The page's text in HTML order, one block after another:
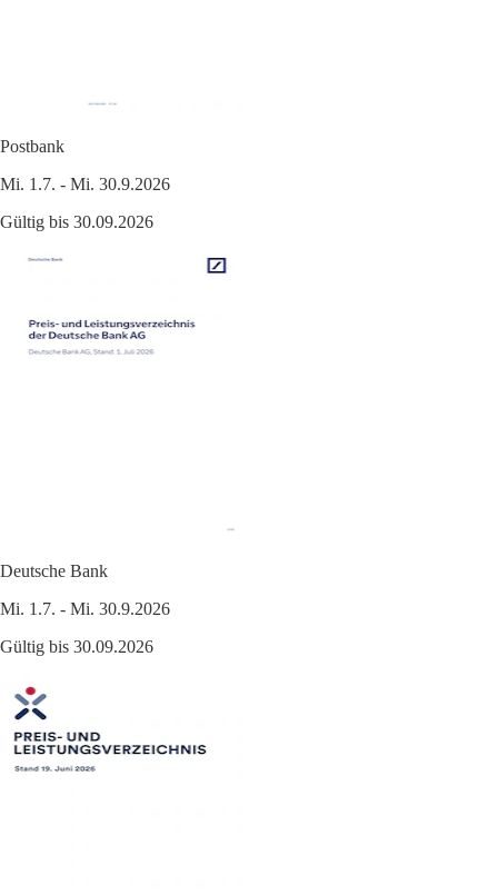
Postbank
Mi. 1.7. - Mi. 30.9.2026
Gültig bis 30.09.2026
Deutsche Bank
Mi. 1.7. - Mi. 30.9.2026
Gültig bis 30.09.2026